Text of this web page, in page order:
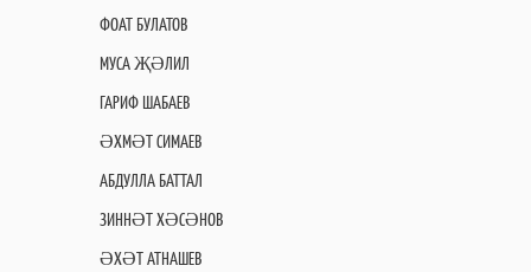
ФОАТ БУЛАТОВ
МУСА ҖӘЛИЛ
ГАРИФ ШАБАЕВ
ӘХМӘТ СИМАЕВ
АБДУЛЛА БАТТАЛ
ЗИННӘТ ХӘСӘНОВ
ӘХӘТ АТНАШЕВ